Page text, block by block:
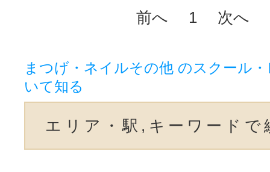
前へ 1 次へ
まつげ・ネイルその他 のスクール
いて知る
エリア・駅,キーワードで